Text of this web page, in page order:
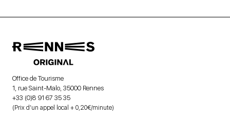
Office de Tourisme
1, rue Saint-Malo, 35000 Rennes
+33 (0)8 91 67 35 35
(Prix d’un appel local + 0,20€/minute)